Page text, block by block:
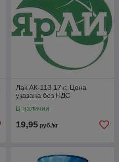
Лак АК-113 17кг. Цена
указана без НДС
В наличии
19,95 руб./кг